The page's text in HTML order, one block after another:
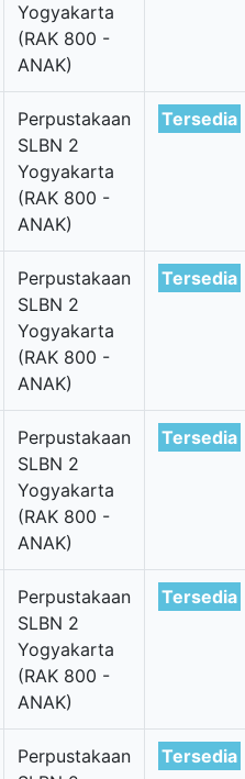
Yogyakarta
(RAK 800 -
ANAK)
Perpustakaan
SLBN 2
Yogyakarta
(RAK 800 -
ANAK)
Tersedia
Perpustakaan
SLBN 2
Yogyakarta
(RAK 800 -
ANAK)
Tersedia
Perpustakaan
SLBN 2
Yogyakarta
(RAK 800 -
ANAK)
Tersedia
Perpustakaan
SLBN 2
Yogyakarta
(RAK 800 -
ANAK)
Tersedia
Perpustakaan
Tersedia